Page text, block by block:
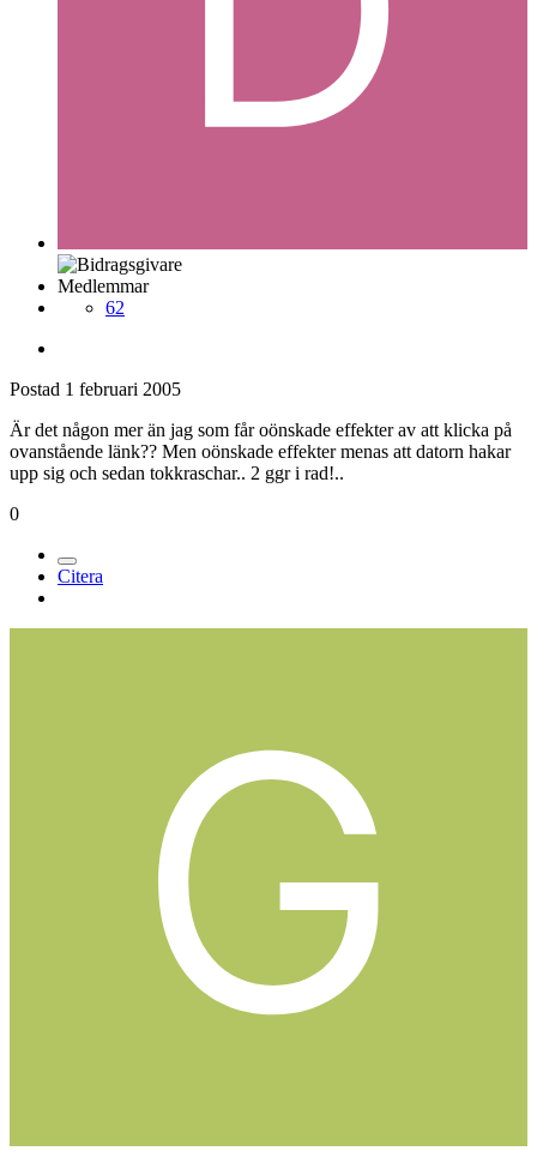
Medlemmar
62
Postad 1 februari 2005
Är det någon mer än jag som får oönskade effekter av att klicka på
ovanstående länk?? Men oönskade effekter menas att datorn hakar
upp sig och sedan tokkraschar.. 2 ggr i rad!..
0
Citera